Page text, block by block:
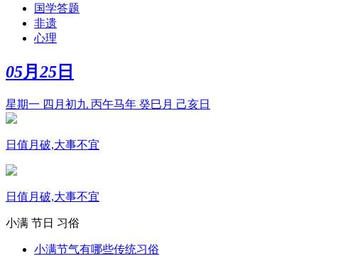
国学答题
非遗
心理
05月 25 日
星期一 四月初九 丙午马年 癸巳月 己亥日
日值月破,大事不宜
日值月破,大事不宜
小满 节日 习俗
小满节气有哪些传统习俗